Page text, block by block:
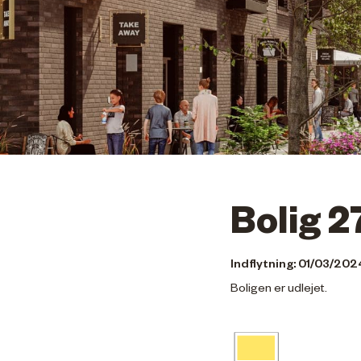
Bolig
Indflytning: 01/03/
Boligen er udlejet.